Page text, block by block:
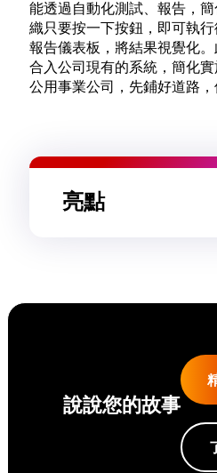
能透過自動化測試、報告，
織只要按一下按鈕，即可執
報告儀表板，將結果視覺化
合入公司現有的系統，簡化
公用事業公司，先鋪好道路，
亮點
說說您的故事